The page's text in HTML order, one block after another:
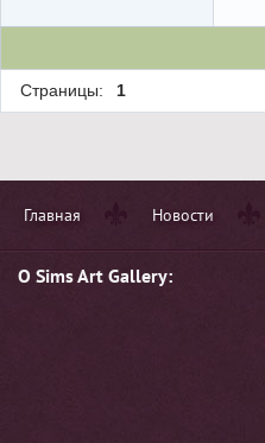
Страницы: 1
Главная Новости
О Sims Art Gallery: